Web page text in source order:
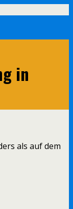
in
als auf dem